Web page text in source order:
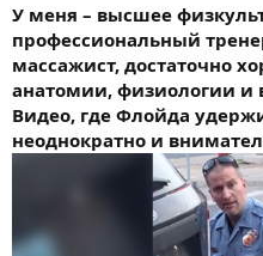
У меня – высшее
профессиональный
массажист, достаточно
анатомии, физиологии
Видео, где Флойда
неоднократно и